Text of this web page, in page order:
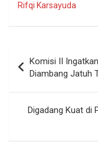
Rifqi Karsayuda
Komisi II
Diambang Jatuh
Digadang Kuat di